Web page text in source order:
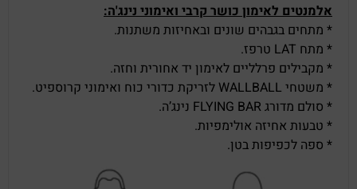
אלמנטים לאימון כושר קרבי ואימוני נינג'ה:
* מתחים בגבהים שונים ובאחיזות משתנות.
* מתח LAT טרפז.
* מקבילים פרלליים לאימון יד אחורית וחזה.
* משטחי WALLBALL לזריקת כדורי כוח ואימוני קרוספיט.
* סולם מדורג FLYING BAR נינג’ה.
* טבעות אחיזה אולימפיות.
* ספה לכפיפות בטן.